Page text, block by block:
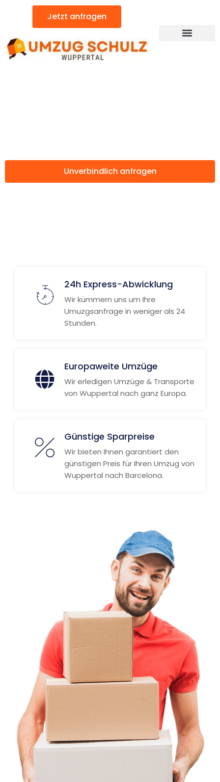
Jetzt anfragen
Unverbindlich anfragen
24h Express-Abwicklung
Wir kümmern uns um Ihre
Umuzgsanfrage in weniger als 24
Stunden.
Europaweite Umzüge
Wir erledigen Umzüge & Transporte
von Wuppertal nach ganz Europa.
Günstige Sparpreise
Wir bieten Ihnen garantiert den
günstigen Preis für Ihren Umzug von
Wuppertal nach Barcelona.